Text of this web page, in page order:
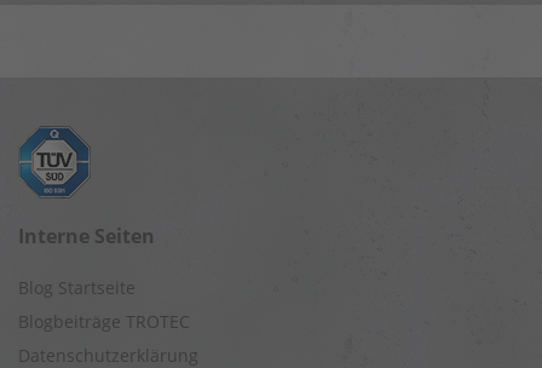
Interne Seiten
Blog Startseite
Blogbeiträge TROTEC
Datenschutzerklärung